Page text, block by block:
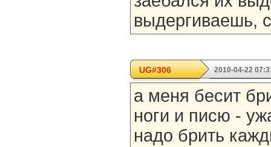
выдергиваешь,
UG#306 2010-04-22
а меня бесит
ноги и писю -
надо брить